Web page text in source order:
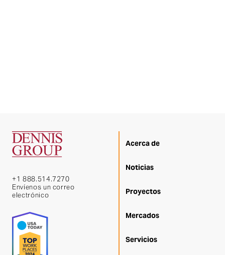
+1 888.514.7270
Envíenos un correo
electrónico
Acerca de
Noticias
Proyectos
Mercados
Servicios